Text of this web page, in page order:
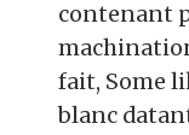
contenant
fait, Some
blanc